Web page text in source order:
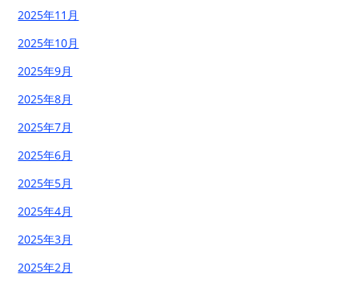
2025年11月
2025年10月
2025年9月
2025年8月
2025年7月
2025年6月
2025年5月
2025年4月
2025年3月
2025年2月